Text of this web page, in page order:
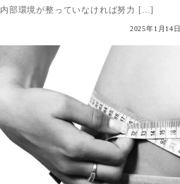
内部環境が整っていなければ努力 […]
2025年1月14日